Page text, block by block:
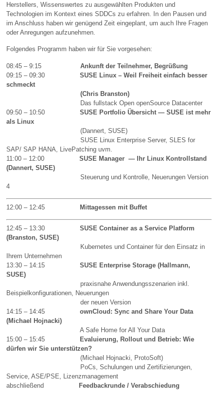
Herstellers, Wissenswertes zu ausgewählten Produkten und
Technologien im Kontext eines SDDCs zu erfahren. In den Pausen und
im Anschluss haben wir genügend Zeit eingeplant, um auch Ihre Fragen
oder Anregungen aufzunehmen.
Folgendes Programm haben wir für Sie vorgesehen:
08:45 – 9:15Ankunft der Teilnehmer, Begrüßung
09:15 – 09:30
SUSE Linux – Weil Freiheit einfach besser
schmeckt
(Chris Branston)
Das fullstack Open openSource Datacenter
09:50 – 10:50SUSE Portfolio Übersicht — SUSE ist mehr
als Linux
(Dannert, SUSE)
SUSE Linux Enterprise Server, SLES for
SAP/ SAP HANA, LivePatching uvm.
11:00 – 12:00SUSE Manager — Ihr Linux Kontrollstand
(Dannert, SUSE)
Steuerung und Kontrolle, Neuerungen Version
4
12:00 – 12:45 Mittagessen mit Buffet
12:45 – 13:30SUSE Container as a Service Platform
(Branston, SUSE)
Kubernetes und Container für den Einsatz in
Ihrem Unternehmen
13:30 – 14:15SUSE Enterprise Storage (Hallmann,
SUSE)
praxisnahe Anwendungsszenarien inkl.
Beispielkonfigurationen, Neuerungen
der neuen Version
14:15 – 14:45ownCloud: Sync and Share Your Data
(Michael Hojnacki)
A Safe Home for All Your Data
15:00 – 15:45
Evaluierung, Rollout und Betrieb: Wie
dürfen wir Sie unterstützen?
(Michael Hojnacki, ProtoSoft)
PoCs, Schulungen und Zertifizierungen,
Service, ASE/PSE, Lizenzmanagement
abschließend
Feedbackrunde / Verabschiedung